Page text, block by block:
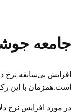
جامعه
است.همزمان با این
در مورد افزایش نرخ